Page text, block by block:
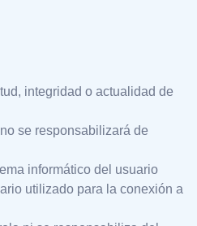
integridad o actualidad de
se responsabilizará de
informático del usuario
utilizado para la conexión a